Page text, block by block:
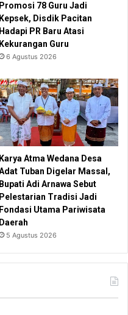
Promosi 78 Guru Jadi
Kepsek, Disdik Pacitan
Hadapi PR Baru Atasi
Kekurangan Guru
6 Agustus 2026
Karya Atma Wedana Desa
Tuban Digelar Massal,
Bupati Adi Arnawa Sebut
Pelestarian Tradisi Jadi
Fondasi Utama Pariwisata
Daerah
5 Agustus 2026